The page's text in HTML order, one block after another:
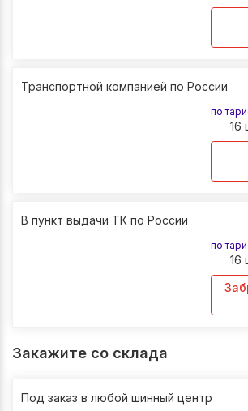
Транспортной компанией по России
по
16
В пункт выдачи ТК по России
по
16
Закажите со склада
Под заказ в любой шинный центр